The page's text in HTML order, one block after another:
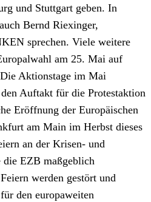
und Stuttgart geben. In
Bernd Riexinger,
sprechen. Viele weitere
am 25. Mai auf
Aktionstage im Mai
Auftakt für die Protestaktion
Eröffnung der Europäischen
am Main im Herbst dieses
an der Krisen- und
EZB maßgeblich
werden gestört und
den europaweiten